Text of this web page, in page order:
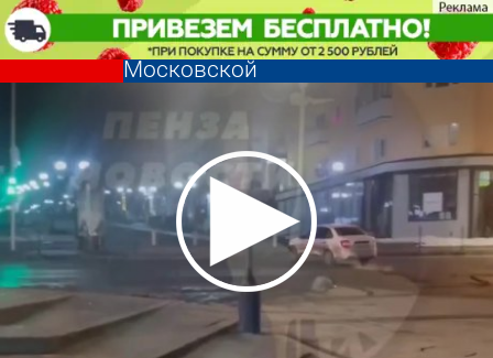
«Народ бунтует»: в Сети
обсуждают выходку водителя на
Московской
Из жизни
«Народ бунтует»: в Сети
обсуждают выходку водителя на
Московской
Другие
новости по
теме
Погода и
курсы валют
в Пензе